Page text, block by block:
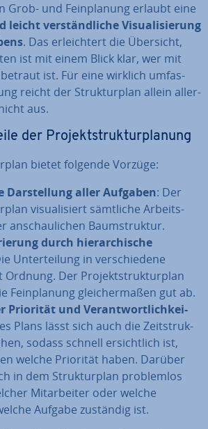
Grob- und Fein­pla­nung erlaubt eine
leicht ver­ständ­li­che Vi­sua­li­sie­rung
. Das er­leich­tert die Übersicht,
ist mit einem Blick klar, wer mit
ist. Für eine wirklich um­fas­
reicht der Struk­tur­plan allein al­ler­
aus.
der Pro­jekt­struk­tur­pla­nung
bietet folgende Vorzüge:
Dar­stel­lung aller Aufgaben: Der
vi­sua­li­siert sämtliche Ar­beits­
an­schau­li­chen Baum­struk­tur.
durch hier­ar­chi­sche
Un­ter­tei­lung in ver­schie­de­ne
Ordnung. Der Pro­jekt­struk­tur­plan
Fein­pla­nung glei­cher­ma­ßen gut ab.
Priorität und Ver­ant­wort­lich­kei­
Plans lässt sich auch die Zeit­struk­
sodass schnell er­sicht­lich ist,
welche Priorität haben. Darüber
in dem Struk­tur­plan pro­blem­los
Mit­ar­bei­ter oder welche
Aufgabe zuständig ist.